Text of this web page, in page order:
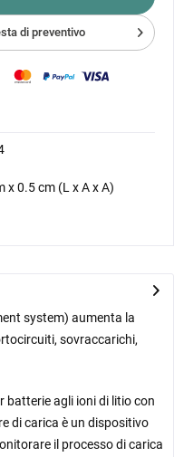
di preventivo
x0.5 cm (L x A x A)
system) aumenta la
sovraccarichi,
batterie agli ioni di litio con
di carica è un dispositivo
il processo di carica